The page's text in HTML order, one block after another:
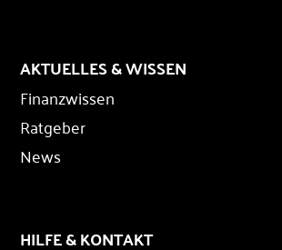
AKTUELLES & WISSEN
Finanzwissen
Ratgeber
News
HILFE & KONTAKT